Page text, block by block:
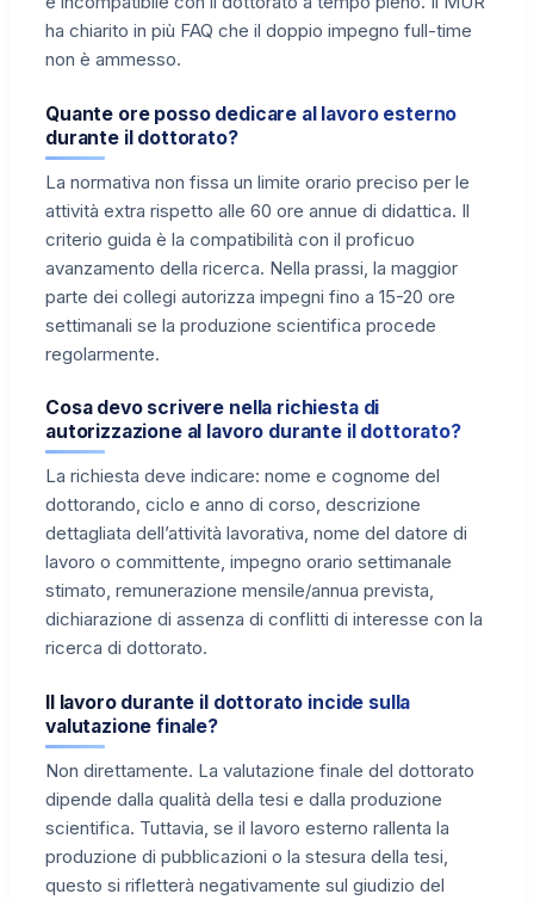
ha chiarito in più FAQ che il doppio impegno full-time
non è ammesso.
Quante ore posso dedicare al lavoro esterno
durante il dottorato?
La normativa non fissa un limite orario preciso per le
attività extra rispetto alle 60 ore annue di didattica. Il
criterio guida è la compatibilità con il proficuo
avanzamento della ricerca. Nella prassi, la maggior
parte dei collegi autorizza impegni fino a 15-20 ore
settimanali se la produzione scientifica procede
regolarmente.
Cosa devo scrivere nella richiesta di
autorizzazione al lavoro durante il dottorato?
La richiesta deve indicare: nome e cognome del
dottorando, ciclo e anno di corso, descrizione
dettagliata dell’attività lavorativa, nome del datore di
lavoro o committente, impegno orario settimanale
stimato, remunerazione mensile/annua prevista,
dichiarazione di assenza di conflitti di interesse con la
ricerca di dottorato.
Il lavoro durante il dottorato incide sulla
valutazione finale?
Non direttamente. La valutazione finale del dottorato
dipende dalla qualità della tesi e dalla produzione
scientifica. Tuttavia, se il lavoro esterno rallenta la
produzione di pubblicazioni o la stesura della tesi,
questo si rifletterà negativamente sul giudizio del